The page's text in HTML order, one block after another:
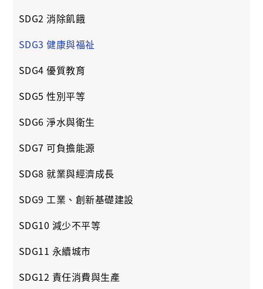
SDG2 消除飢餓
SDG3 健康與福祉
SDG4 優質教育
SDG5 性別平等
SDG6 淨水與衛生
SDG7 可負擔能源
SDG8 就業與經濟成長
SDG9 工業、創新基礎建設
SDG10 減少不平等
SDG11 永續城市
SDG12 責任消費與生產